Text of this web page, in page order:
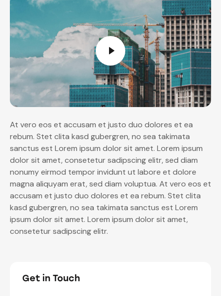
At vero eos et accusam et justo duo dolores et ea
rebum. Stet clita kasd gubergren, no sea takimata
sanctus est Lorem ipsum dolor sit amet. Lorem ipsum
dolor sit amet, consetetur sadipscing elitr, sed diam
nonumy eirmod tempor invidunt ut labore et dolore
magna aliquyam erat, sed diam voluptua. At vero eos et
accusam et justo duo dolores et ea rebum. Stet clita
kasd gubergren, no sea takimata sanctus est Lorem
ipsum dolor sit amet. Lorem ipsum dolor sit amet,
consetetur sadipscing elitr.
Get in Touch